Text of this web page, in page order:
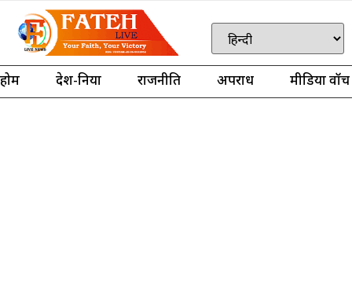
होम देश-दुनिया राजनीति अपराध मीडिया वॉच